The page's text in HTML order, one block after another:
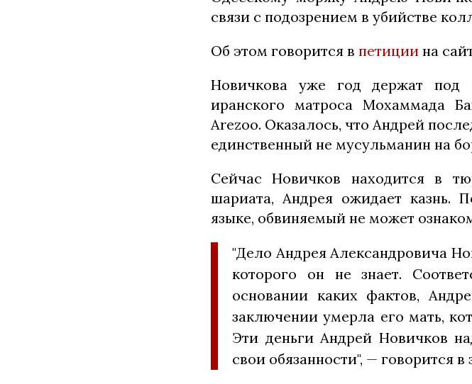
связи с подозрением в убийстве
Об этом говорится в петиции на
Новичкова уже год держат под
иранского матроса Мохаммада
Arezoo. Оказалось, что Андрей
единственный не мусульманин на
Сейчас Новичков находится в
шариата, Андрея ожидает казнь.
языке, обвиняемый не может
"Дело Андрея Александровича
которого он не знает.
основании каких фактов,
заключении умерла его мать,
Эти деньги Андрей Новичков
свои обязанности", — говорится